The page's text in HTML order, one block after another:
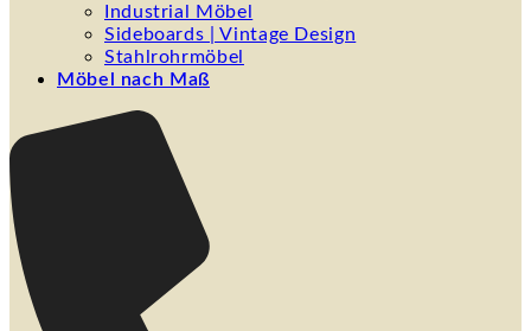
Industrial Möbel
Sideboards | Vintage Design
Stahlrohrmöbel
Möbel nach Maß